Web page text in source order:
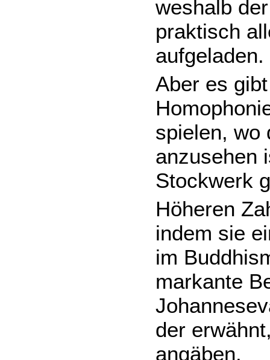
weshalb
praktisch
aufgeladen.
Aber es
spielen, wo
anzusehen
Stockwerk
Höheren
indem sie
im
markante
der
angäben.